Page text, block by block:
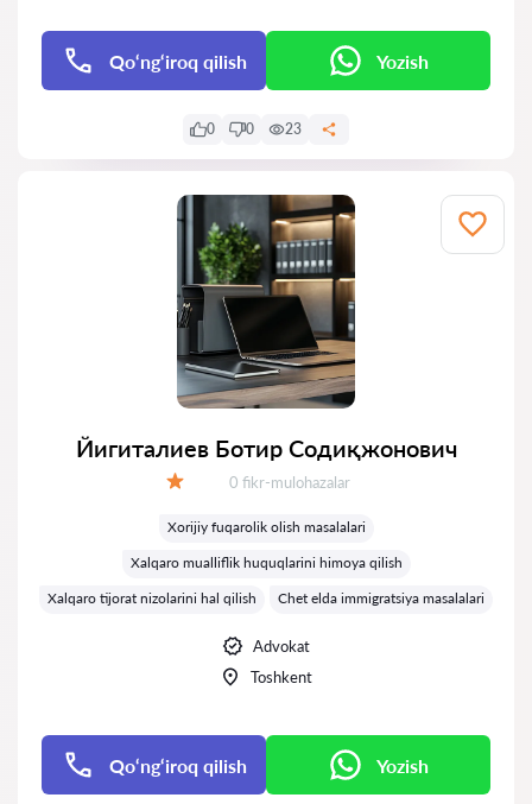
Qo‘ng‘iroq qilish Yozish
0 0 23
Йигиталиев Ботир Содиқжонович
Fikrlar:
0 fikr-mulohazalar
Xorijiy fuqarolik olish masalalari
Xalqaro mualliflik huquqlarini himoya qilish
Xalqaro tijorat nizolarini hal qilish
Chet elda immigratsiya masalalari
Advokat
Toshkent
Qo‘ng‘iroq qilish Yozish